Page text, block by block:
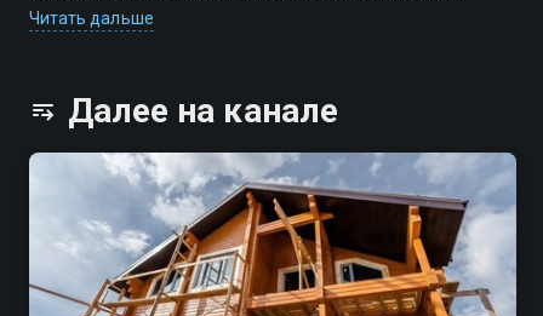
экспертов для получения экологически чистого урожая и
рецепты блюд из того, что выросло на грядке или в
Читать дальше
Далее на канале